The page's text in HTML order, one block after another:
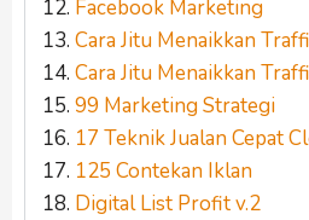
Facebook Marketing
Cara Jitu Menaikkan
Cara Jitu Menaikkan
99 Marketing Strategi
17 Teknik Jualan Cepat
125 Contekan Iklan
Digital List Profit v.2